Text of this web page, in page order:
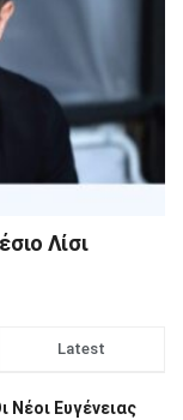
Λίσι
Latest
Ευγένειας